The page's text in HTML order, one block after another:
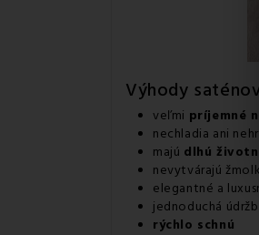
Výhody
veľmi príjemné
nechladia ani
majú dlhú
nevytvárajú
elegantné a
jednoduchá
rýchlo schnú